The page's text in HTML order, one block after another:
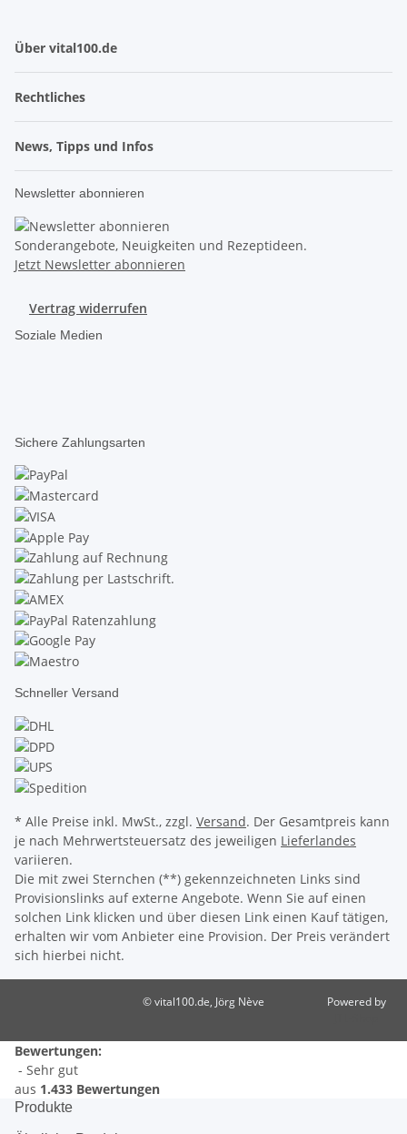
Über vital100.de
Rechtliches
News, Tipps und Infos
Newsletter abonnieren
Sonderangebote, Neuigkeiten und Rezeptideen.
Jetzt Newsletter abonnieren
Vertrag widerrufen
Soziale Medien
Sichere Zahlungsarten
Schneller Versand
* Alle Preise inkl. MwSt., zzgl. Versand. Der Gesamtpreis kann
je nach Mehrwertsteuersatz des jeweiligen Lieferlandes
variieren.
Die mit zwei Sternchen (**) gekennzeichneten Links sind
Provisionslinks auf externe Angebote. Wenn Sie auf einen
solchen Link klicken und über diesen Link einen Kauf tätigen,
erhalten wir vom Anbieter eine Provision. Der Preis verändert
sich hierbei nicht.
© vital100.de, Jörg Nève
Powered by
Bewertungen:
- Sehr gut
aus 1.433 Bewertungen
Produkte